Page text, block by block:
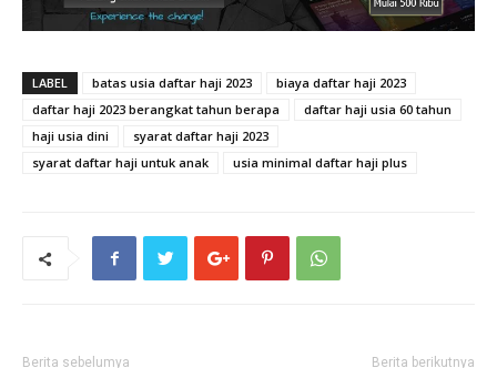
LABEL batas usia daftar haji 2023
biaya daftar haji 2023
daftar haji 2023 berangkat tahun berapa
daftar haji usia 60 tahun
haji usia dini
syarat daftar haji 2023
syarat daftar haji untuk anak
usia minimal daftar haji plus
Berita sebelumya Berita berikutnya